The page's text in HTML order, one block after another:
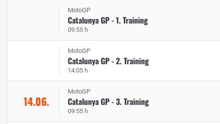
MotoGP
Catalunya GP - 1. Training
09:55 h
MotoGP
Catalunya GP - 2. Training
14:05 h
14.06.
MotoGP
Catalunya GP - 3. Training
09:55 h